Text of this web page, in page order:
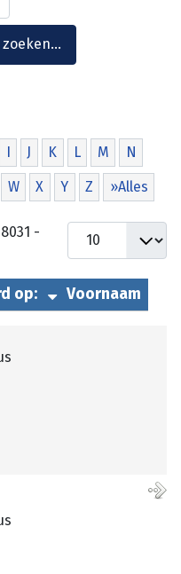
zoeken...
I J K L M N
W X Y Z »Alles
-
op: Voornaam